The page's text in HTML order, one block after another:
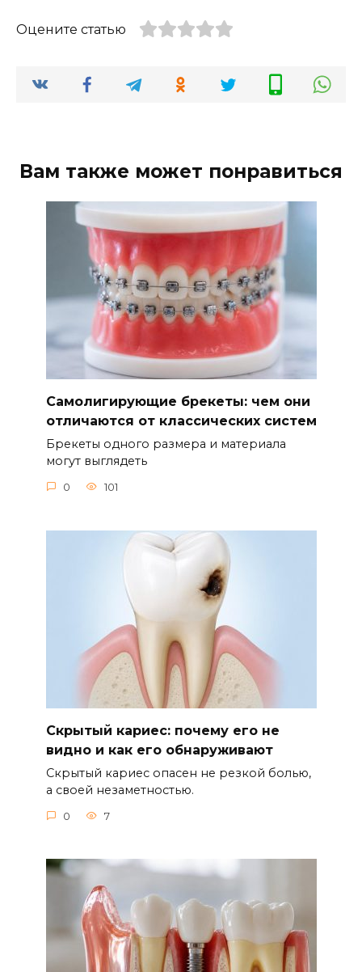
Оцените статью
Вам также может понравиться
Самолигирующие брекеты: чем они
отличаются от классических систем
Брекеты одного размера и материала
могут выглядеть
0 101
Скрытый кариес: почему его не
видно и как его обнаруживают
Скрытый кариес опасен не резкой болью,
а своей незаметностью.
0 7